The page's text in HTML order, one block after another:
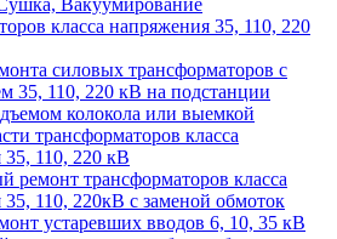
класса напряжения 35, 110, 220
силовых трансформаторов с
35, 110, 220 кВ на подстанции
колокола или выемкой
трансформаторов класса
110, 220 кВ
ремонт трансформаторов класса
110, 220кВ с заменой обмоток
устаревших вводов 6, 10, 35 кВ